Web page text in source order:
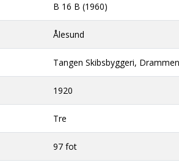
B 16 B (1960)
Ålesund
Tangen Skibsbyggeri,
1920
Tre
97 fot